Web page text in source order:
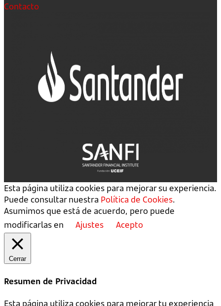
Contacto
Esta página utiliza cookies para mejorar su experiencia.
Puede consultar nuestra Política de Cookies.
Asumimos que está de acuerdo, pero puede
modificarlas en
Ajustes Acepto
Cerrar
Resumen de Privacidad
Esta página utiliza cookies para mejorar tu experiencia